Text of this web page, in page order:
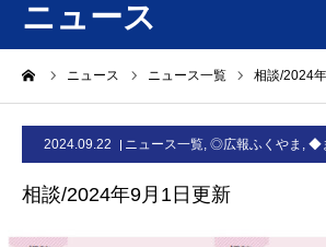
ニュース
ニュース ニュース一覧 相談/2024
2024.09.22 ニュース一覧, ◎広報ふくやま , ◆
相談/2024年9月1日更新
ニュース